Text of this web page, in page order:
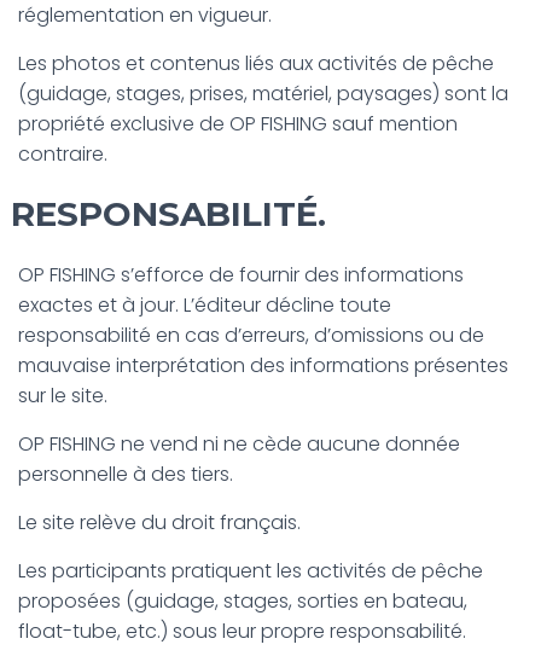
réglementation en vigueur.
Les photos et contenus liés aux activités de pêche
(guidage, stages, prises, matériel, paysages) sont la
propriété exclusive de OP FISHING sauf mention
contraire.
RESPONSABILITÉ.
OP FISHING s’efforce de fournir des informations
exactes et à jour. L’éditeur décline toute
responsabilité en cas d’erreurs, d’omissions ou de
mauvaise interprétation des informations présentes
sur le site.
OP FISHING ne vend ni ne cède aucune donnée
personnelle à des tiers.
Le site relève du droit français.
Les participants pratiquent les activités de pêche
proposées (guidage, stages, sorties en bateau,
float-tube, etc.) sous leur propre responsabilité.